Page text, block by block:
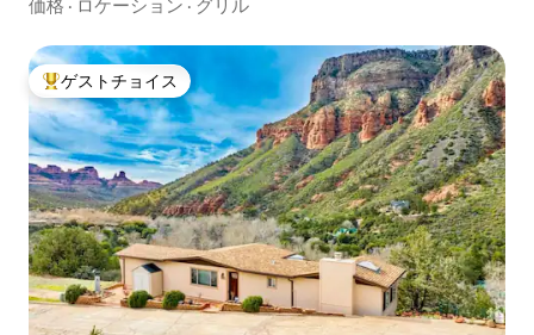
価格 · ロケーション · グリル
大好評のゲストチョイスです。
ゲストチョイス